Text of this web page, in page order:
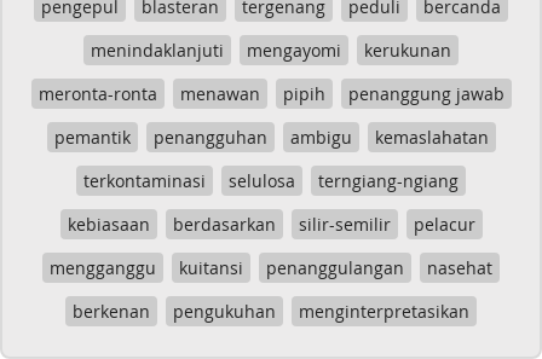
pengepul
blasteran tergenang peduli
bercanda
menindaklanjuti
mengayomi
kerukunan
meronta-ronta
menawan pipih
penanggung jawab
pemantik
penangguhan ambigu
kemaslahatan
terkontaminasi
selulosa
terngiang-ngiang
kebiasaan
berdasarkan silir-semilir
pelacur
mengganggu
kuitansi penanggulangan
nasehat
berkenan
pengukuhan menginterpretasikan